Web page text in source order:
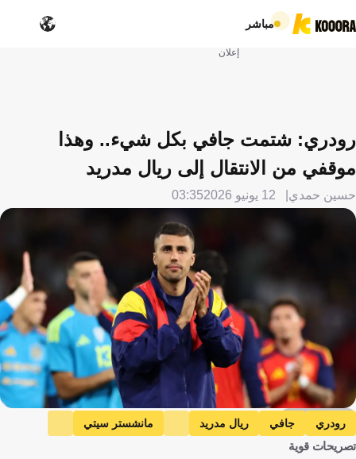
مباشر
إعلان
رودري: شتمت جافي بكل شيء.. وهذا
موقفي من الانتقال إلى ريال مدريد
حسين حمدي 12 يونيو 2026 03:35
رودري جافي ريال مدريد
مانشستر سيتي
إسبانيا
تصريحات قوية